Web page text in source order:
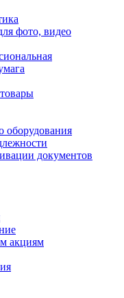
фото, видео
оборудования
документов
акциям